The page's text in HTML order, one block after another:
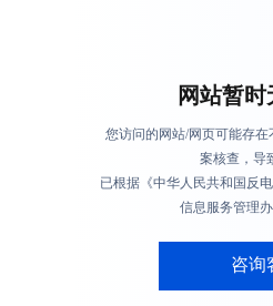
网站暂时
您访问的网站/网页可能存
案核查，导
已根据《中华人民共和国反
信息服务管理
咨询